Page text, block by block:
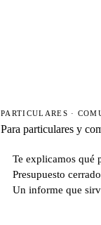
PARTICULARES ·
Para particulares y
Te explicamos qué
Presupuesto
Un informe que